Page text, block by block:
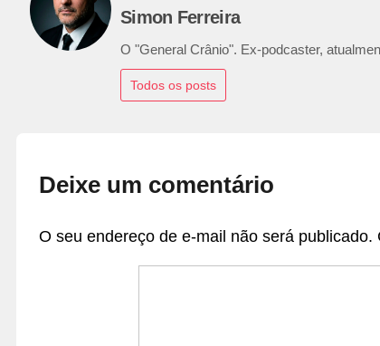
Simon Ferreira
O "General Crânio". Ex-podcaster,
Todos os posts
Deixe um comentário
O seu endereço de e-mail não será publicado.